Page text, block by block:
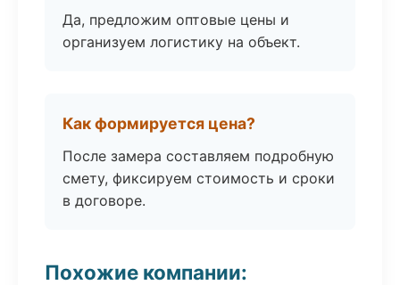
Да, предложим оптовые цены и
организуем логистику на объект.
Как формируется цена?
После замера составляем подробную
смету, фиксируем стоимость и сроки
в договоре.
Похожие компании: